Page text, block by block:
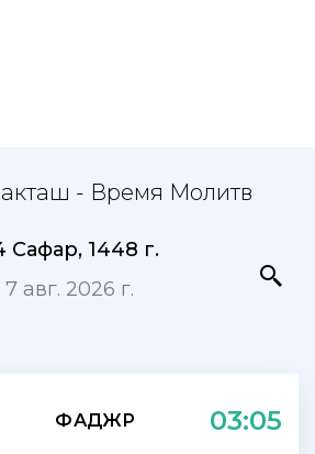
- Время Молитв
Сафар, 1448 г.
7 авг. 2026 г.
ФАДЖР 03:05